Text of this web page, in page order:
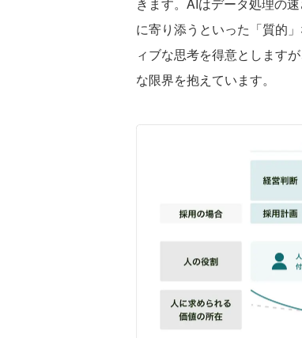
に寄り添うといった「質的
ィブな思考を得意とします
な限界を抱えています。